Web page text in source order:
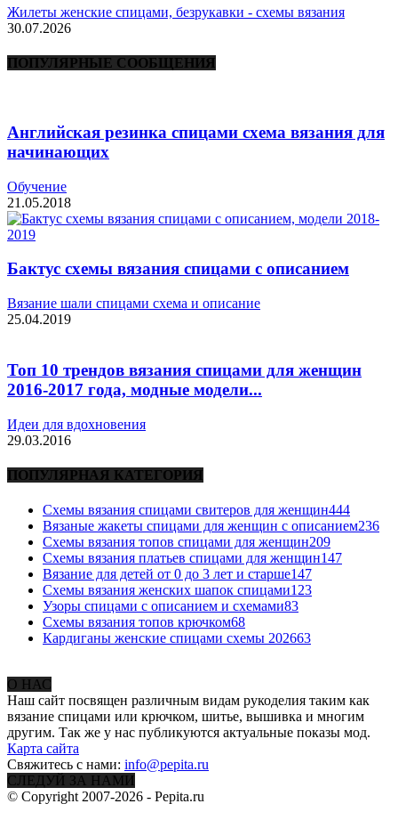
Жилеты женские спицами, безрукавки - схемы вязания
30.07.2026
ПОПУЛЯРНЫЕ СООБЩЕНИЯ
Английская резинка спицами схема вязания для
начинающих
Обучение
21.05.2018
Бактус схемы вязания спицами с описанием
Вязание шали спицами схема и описание
25.04.2019
Топ 10 трендов вязания спицами для женщин
2016-2017 года, модные модели...
Идеи для вдохновения
29.03.2016
ПОПУЛЯРНАЯ КАТЕГОРИЯ
Схемы вязания спицами свитеров для женщин444
Вязаные жакеты спицами для женщин с описанием236
Схемы вязания топов спицами для женщин209
Схемы вязания платьев спицами для женщин147
Вязание для детей от 0 до 3 лет и старше147
Схемы вязания женских шапок спицами123
Узоры спицами с описанием и схемами83
Схемы вязания топов крючком68
Кардиганы женские спицами схемы 202663
О НАС
Наш сайт посвящен различным видам рукоделия таким как
вязание спицами или крючком, шитье, вышивка и многим
другим. Так же у нас публикуются актуальные показы мод.
Карта сайта
Свяжитесь с нами: info@pepita.ru
СЛЕДУЙ ЗА НАМИ
© Copyright 2007-2026 - Pepita.ru